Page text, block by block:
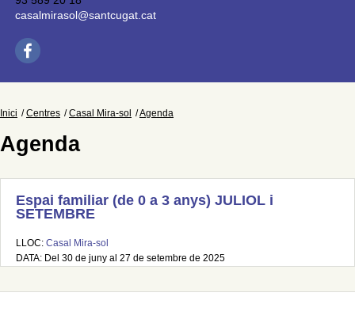
casalmirasol@santcugat.cat
Inici Centres Casal Mira-sol Agenda
Agenda
Espai familiar (de 0 a 3 anys) JULIOL i
SETEMBRE
LLOC: Casal Mira-sol
DATA: Del 30 de juny al 27 de setembre de 2025